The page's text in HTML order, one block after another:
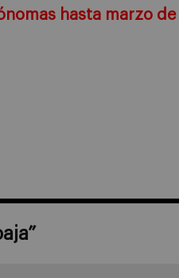
hasta marzo de
”